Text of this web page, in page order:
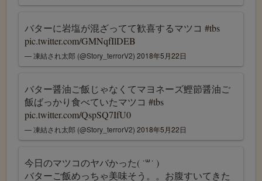
バターに岩塩が混ざってて歓喜するマツコ #tbs
pic.twitter.com/GMNqfIlDEB
— 凍結され太郎 (@Story_terrorV2) 2018年5月22日
バター醤油ご飯じゃなくてマヨネーズ鰹節醤油ご
飯ばっかり食べていたマツコ #tbs
pic.twitter.com/QspSQ7IfU0
— 凍結され太郎 (@Story_terrorV2) 2018年5月22日
今日のマツコのヤバかった( ˙꒳​˙ )
バターご飯めっちゃ美味そう。。お腹すいてきた